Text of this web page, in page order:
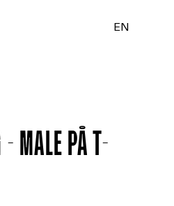
EN
- Male på t-